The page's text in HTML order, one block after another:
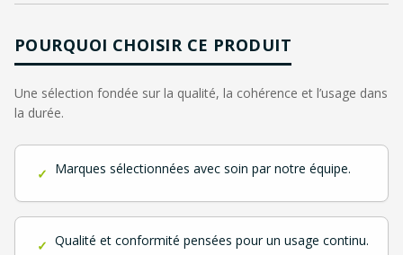
POURQUOI CHOISIR CE PRODUIT
Une sélection fondée sur la qualité, la cohérence et l’usage dans
la durée.
✓ Marques sélectionnées avec soin par notre équipe.
✓ Qualité et conformité pensées pour un usage continu.